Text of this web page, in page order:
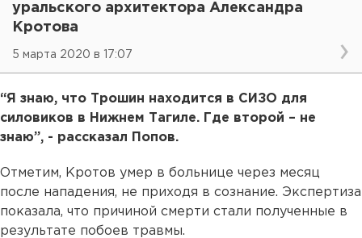
уральского архитектора Александра
Кротова
5 марта 2020 в 17:07
“Я знаю, что Трошин находится в СИЗО для
силовиков в Нижнем Тагиле. Где второй – не
знаю”, - рассказал Попов.
Отметим, Кротов умер в больнице через месяц
после нападения, не приходя в сознание. Экспертиза
показала, что причиной смерти стали полученные в
результате побоев травмы.